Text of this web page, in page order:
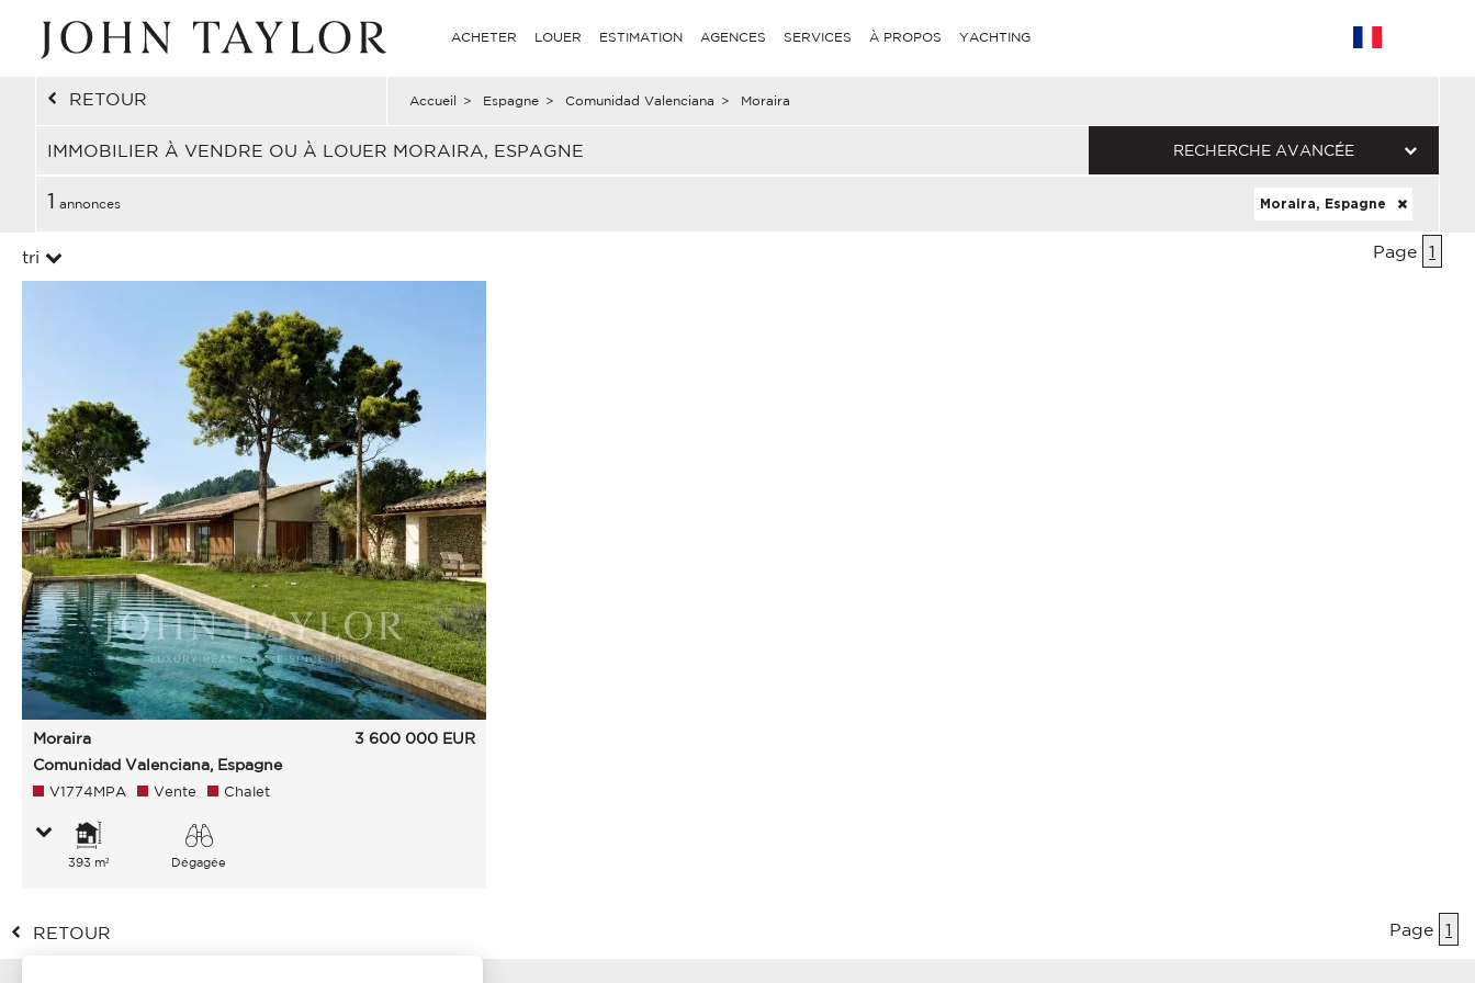
ACHETER LOUER ESTIMATION AGENCES SERVICES À PROPOS YACHTING
RETOUR Accueil > Espagne > Comunidad Valenciana > Moraira
IMMOBILIER À VENDRE OU À LOUER MORAIRA, ESPAGNE RECHERCHE AVANCÉE
1 annonces Moraira, Espagne
tri Page 1
Moraira
Comunidad Valenciana, Espagne
3 600 000 EUR
V1774MPA Vente Chalet
393 m² Dégagée
RETOUR Page 1